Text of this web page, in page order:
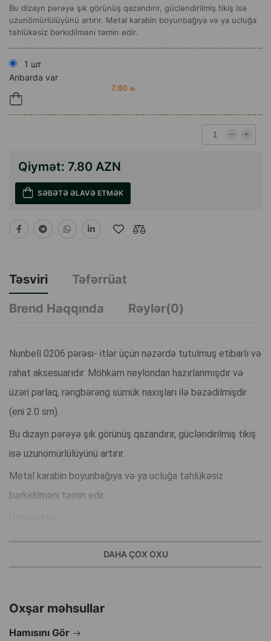
Bu dizayn pərəyə şık görünüş qazandırır, gücləndirilmiş tikiş isə
uzunömürlülüyünü artırır. Metal karabin boyunbağıya və ya ucluğa
təhlükəsiz bərkidilməni təmin edir.
1 шт
Anbarda var
7.80 ₼
Qiymət: 7.80 AZN
SƏBƏTƏ ƏLAVƏ ETMƏK
Təsviri
Təfərrüat
Brend Haqqında
Rəylər(0)
Nunbell 0206 pərəsi- itlər üçün nəzərdə tutulmuş etibarlı və
rahat aksesuarıdır. Möhkəm neylondan hazırlanmışdır və
üzəri parlaq, rəngbərəng sümük naxışları ilə bəzədilmişdir
(eni 2.0 sm).
Bu dizayn pərəyə şık görünüş qazandırır, gücləndirilmiş tikiş
isə uzunömürlülüyünü artırır.
Metal karabin boyunbağıya və ya ucluğa təhlükəsiz
bərkidilməni təmin edir.
Parlaq və dekorativ dizayn
DAHA ÇOX OXU
Oxşar məhsullar
Hamısını Gör